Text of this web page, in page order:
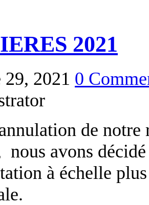
2021
2021 0
de notre
avons
à échelle